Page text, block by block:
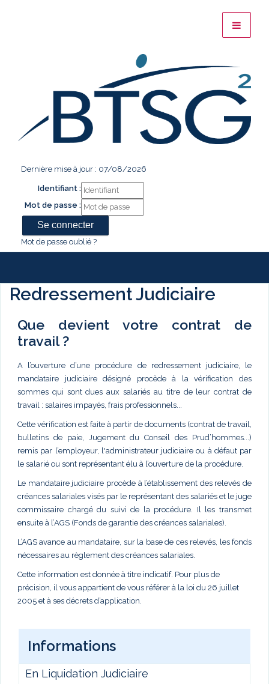
Dernière mise à jour : 07/08/2026
Identifiant :
Mot de passe :
Mot de passe oublié ?
Redressement Judiciaire
Que devient votre contrat de
travail ?
A l’ouverture d’une procédure de redressement judiciaire, le
mandataire judiciaire désigné procède à la vérification des
sommes qui sont dues aux salariés au titre de leur contrat de
travail : salaires impayés, frais professionnels...
Cette vérification est faite à partir de documents (contrat de travail,
bulletins de paie, Jugement du Conseil des Prud’hommes...)
remis par l’employeur, l'administrateur judiciaire ou à défaut par
le salarié ou sont représentant élu à l’ouverture de la procédure.
Le mandataire judiciaire procède à l’établissement des relevés de
créances salariales visés par le représentant des salariés et le juge
commissaire chargé du suivi de la procédure. Il les transmet
ensuite à l’AGS (Fonds de garantie des créances salariales).
L’AGS avance au mandataire, sur la base de ces relevés, les fonds
nécessaires au règlement des créances salariales.
Cette information est donnée à titre indicatif. Pour plus de
précision, il vous appartient de vous référer à la loi du 26 juillet
2005 et à ses décrets d’application.
Informations
En Liquidation Judiciaire